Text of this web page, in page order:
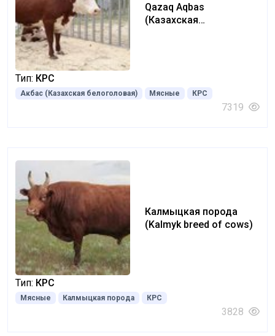
Qazaq Aqbas
(Казахская
Тип: КРС
Акбас (Казахская белоголовая) Мясные КРС
7319
Калмыцкая порода
(Kalmyk breed of cows)
Тип: КРС
Мясные Калмыцкая порода КРС
3828